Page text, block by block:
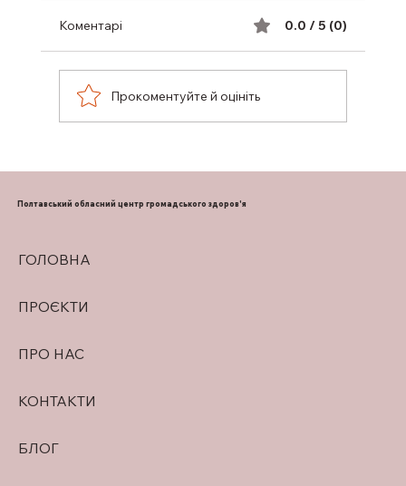
ІМПЛАНТАЦІЇ ЗУБІВ ВЕТЕРАНАМ І
Коментарі 0.0 / 5 (0)
Прокоментуйте й оцініть
ГОЛОВНА
ПРОЄКТИ
ПРО НАС
КОНТАКТИ
БЛОГ
Полтавський обласний центр громадського здоров'я